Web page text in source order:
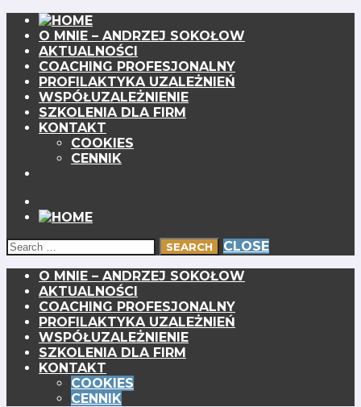
O MNIE – ANDRZEJ SOKOŁOW
AKTUALNOŚCI
COACHING PROFESJONALNY
PROFILAKTYKA UZALEŻNIEŃ
WSPÓŁUZALEŻNIENIE
SZKOLENIA DLA FIRM
KONTAKT
COOKIES
CENNIK
CLOSE
O MNIE – ANDRZEJ SOKOŁOW
AKTUALNOŚCI
COACHING PROFESJONALNY
PROFILAKTYKA UZALEŻNIEŃ
WSPÓŁUZALEŻNIENIE
SZKOLENIA DLA FIRM
KONTAKT
COOKIES
CENNIK